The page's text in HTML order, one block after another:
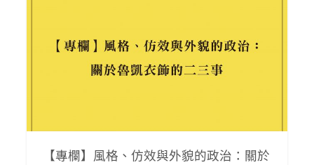
【專欄】風格、仿效與外貌的政治：關於